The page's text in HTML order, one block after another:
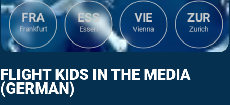
FRA
Frankfurt
ESS
Essen
VIE
Vienna
ZUR
Zurich
FLIGHT KIDS IN THE MEDIA
(GERMAN)